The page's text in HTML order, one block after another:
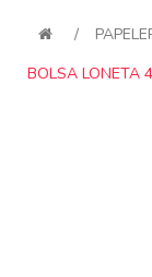
/
BOLSA LONETA